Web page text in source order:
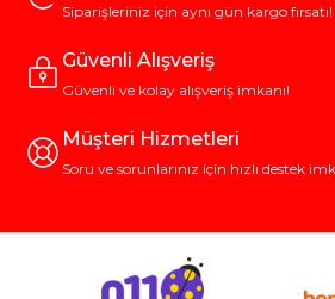
Siparişleriniz için aynı gün kargo fırsatı!
Güvenli Alışveriş
Güvenli ve kolay alışveriş imkanı!
Müşteri Hizmetleri
Soru ve sorunlarınız için hızlı destek